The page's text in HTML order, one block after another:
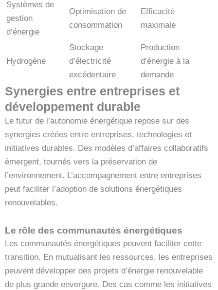
Systèmes de
gestion
d’énergie
Optimisation de
consommation
Efficacité
maximale
Hydrogène
Stockage
d’électricité
excédentaire
Production
d’énergie à la
demande
Synergies entre entreprises et
développement durable
Le futur de l’autonomie énergétique repose sur des
synergies créées entre entreprises, technologies et
initiatives durables. Des modèles d’affaires collaboratifs
émergent, tournés vers la préservation de
l’environnement. L’accompagnement entre entreprises
peut faciliter l’adoption de solutions énergétiques
renouvelables.
Le rôle des communautés énergétiques
Les communautés énergétiques peuvent faciliter cette
transition. En mutualisant les ressources, les entreprises
peuvent développer des projets d’énergie renouvelable
de plus grande envergure. Des cas comme les initiatives